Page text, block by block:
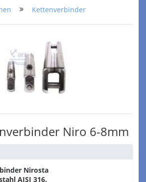
Kettenverbinder
Niro 6-8mm
Nirosta
AISI 316.